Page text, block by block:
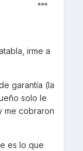
irme a
garantía (la
solo le
me cobraron
es lo que